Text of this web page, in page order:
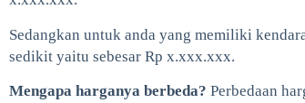
Sedangkan untuk anda yang memiliki
sedikit yaitu sebesar Rp x.xxx.xxx.
Mengapa harganya berbeda? Perbedaan